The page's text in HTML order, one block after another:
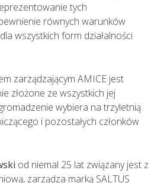
tych
równych warunków
wszystkich form działalności
zarządzającym AMICE jest
złożone ze wszystkich jej
wybiera na trzyletnią
i pozostałych członków
od niemal 25 lat związany jest z
zarządza marką SALTUS